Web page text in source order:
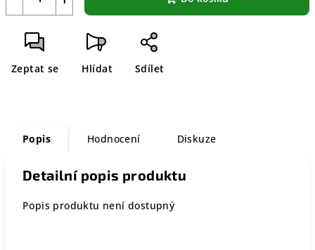
Zeptat se Hlídat Sdílet
Popis Hodnocení Diskuze
Detailní popis produktu
Popis produktu není dostupný